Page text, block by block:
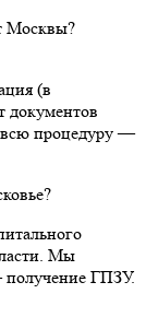
Москвы?
(в
документов
процедуру —
Мы
ГПЗУ.